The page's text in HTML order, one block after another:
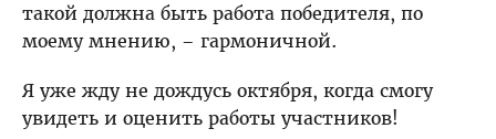
такой должна быть работа победителя, по
моему мнению, – гармоничной.
Я уже жду не дождусь октября, когда смогу
увидеть и оценить работы участников!